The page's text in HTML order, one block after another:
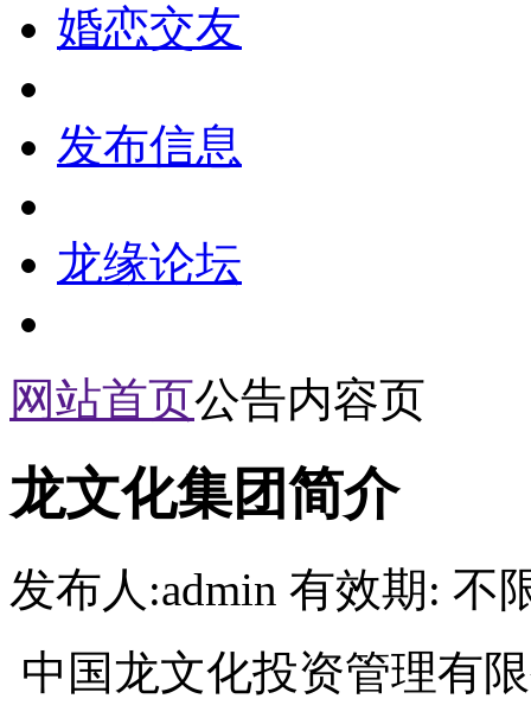
婚恋交友
发布信息
龙缘论坛
网站首页公告内容页
龙文化集团简介
发布人:admin 有效期: 不
中国龙文化投资管理有